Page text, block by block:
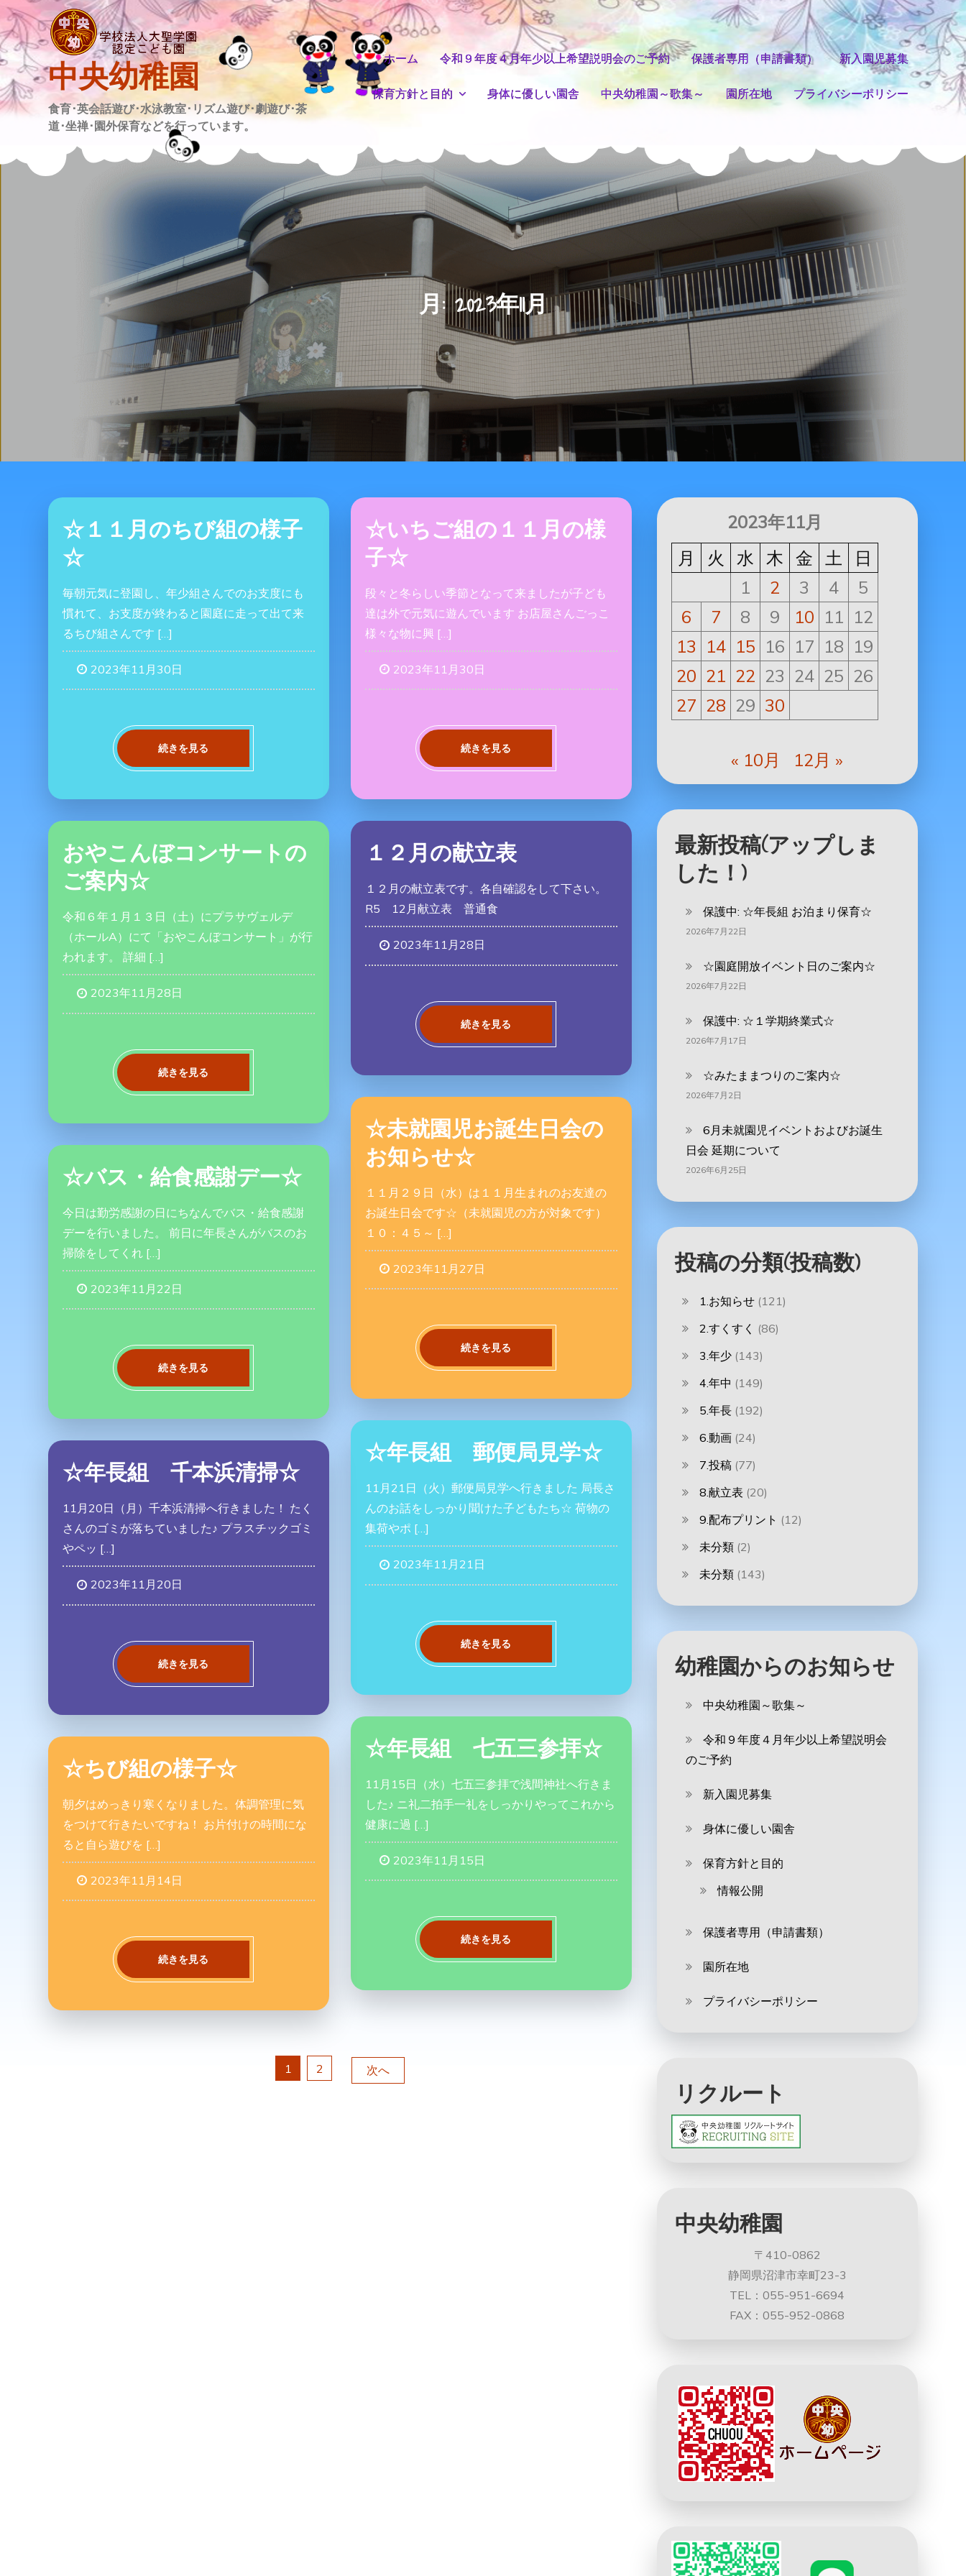
Skip
to
content
中央幼稚園
食育･英会話遊び･水泳教室･リズム遊び･劇遊び･茶
道･坐禅･園外保育などを行っています。
ホーム 令和９年度４月年少以上希望説明会のご予約 保護者専用（申請書類） 新入園児募集
保育方針と目的 身体に優しい園舎 中央幼稚園～歌集～ 園所在地 プライバシーポリシー
月:2023年11月
☆１１月のちび組の様子
☆
毎朝元気に登園し、年少組さんでのお支度にも
慣れて、お支度が終わると園庭に走って出て来
るちび組さんです […]
2023年11月30日
続きを見る
☆いちご組の１１月の様
子☆
段々と冬らしい季節となって来ましたが子ども
達は外で元気に遊んでいます お店屋さんごっこ
様々な物に興 […]
2023年11月30日
続きを見る
おやこんぼコンサートの
ご案内☆
令和６年１月１３日（土）にプラサヴェルデ
（ホールA）にて「おやこんぼコンサート」が行
われます。 詳細 […]
2023年11月28日
続きを見る
１２月の献立表
１２月の献立表です。各自確認をして下さい。
R5 12月献立表 普通食
2023年11月28日
続きを見る
☆未就園児お誕生日会の
お知らせ☆
１１月２９日（水）は１１月生まれのお友達の
お誕生日会です☆（未就園児の方が対象です）
１０：４５～ […]
2023年11月27日
続きを見る
☆バス・給食感謝デー☆
今日は勤労感謝の日にちなんでバス・給食感謝
デーを行いました。 前日に年長さんがバスのお
掃除をしてくれ […]
2023年11月22日
続きを見る
☆年長組 郵便局見学☆
11月21日（火）郵便局見学へ行きました 局長さ
んのお話をしっかり聞けた子どもたち☆ 荷物の
集荷やポ […]
2023年11月21日
続きを見る
☆年長組 千本浜清掃☆
11月20日（月）千本浜清掃へ行きました！ たく
さんのゴミが落ちていました♪ プラスチックゴミ
やペッ […]
2023年11月20日
続きを見る
☆年長組 七五三参拝☆
11月15日（水）七五三参拝で浅間神社へ行きま
した♪ ニ礼二拍手一礼をしっかりやってこれから
健康に過 […]
2023年11月15日
続きを見る
☆ちび組の様子☆
朝夕はめっきり寒くなりました。体調管理に気
をつけて行きたいですね！ お片付けの時間にな
ると自ら遊びを […]
2023年11月14日
続きを見る
1 2 次へ
2023年11月
月
火 水 木 金 土
日
1
2 3 4
5
6
7 8 9 10 11 12
13 14 15 16 17 18 19
20 21 22 23 24 25 26
27 28 29 30
« 10月 12月 »
最新投稿(アップしま
した！)
保護中: ‪☆年長組 お泊まり保育☆
2026年7月22日
☆園庭開放イベント日のご案内☆
2026年7月22日
保護中: ☆１学期終業式☆
2026年7月17日
☆みたままつりのご案内☆
2026年7月2日
6月未就園児イベントおよびお誕生
日会 延期について
2026年6月25日
投稿の分類(投稿数)
1.お知らせ(121)
2.すくすく (86)
3.年少(143)
4.年中 (149)
5.年長(192)
6.動画(24)
7.投稿(77)
8.献立表 (20)
9.配布プリント (12)
未分類(2)
未分類(143)
幼稚園からのお知らせ
中央幼稚園～歌集～
令和９年度４月年少以上希望説明会
のご予約
新入園児募集
身体に優しい園舎
保育方針と目的
情報公開
保護者専用（申請書類）
園所在地
プライバシーポリシー
リクルート
中央幼稚園
〒410-0862
静岡県沼津市幸町23-3
TEL：055-951-6694
FAX：055-952-0868